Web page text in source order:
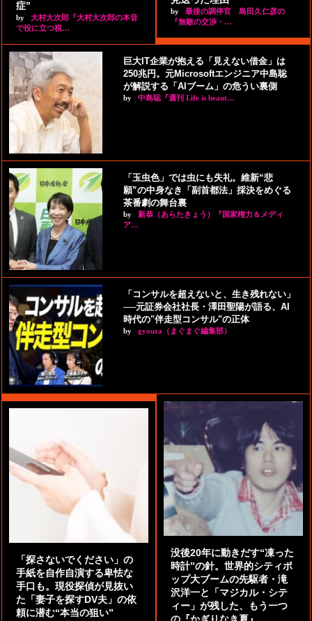
症”
by
大村大次郎『大村大次郎の本音
で役に立つ税…
by
最後の調停官 島田久仁彦の
『無敵の交渉・…
巨大IT企業が抱える「見えない借金」は
250兆円。元Microsoftエンジニア中島聡
が解説する「AIブーム」の危うい裏側
by 中島聡『週刊 Life is beaut…
「玉虫色」では虫にも失礼。維新“悲
願”の中身なき「副首都法」採決をめぐる
茶番劇の舞台裏
by
新恭（あらたきょう）『国家権力＆メディ
ア…
「コンサルを超えないと、生き残れない」
──元証券会社社長・澤田聖陽が語る、AI
時代の"伴走型コンサル"の正体
by gyouza（まぐまぐ編集部）
「探さないでください」の
手紙を自作自演する卑怯な
手口も。現役探偵が見抜い
た「妻子を探すDV夫」の依
頼に潜む“本当の狙い”
没後20年に動きだす“凍った
時計”の針。世界的シティポ
ップ大ブームの先駆者・滝
沢洋一と「マジカル・シテ
ィー」が残した、もう一つ